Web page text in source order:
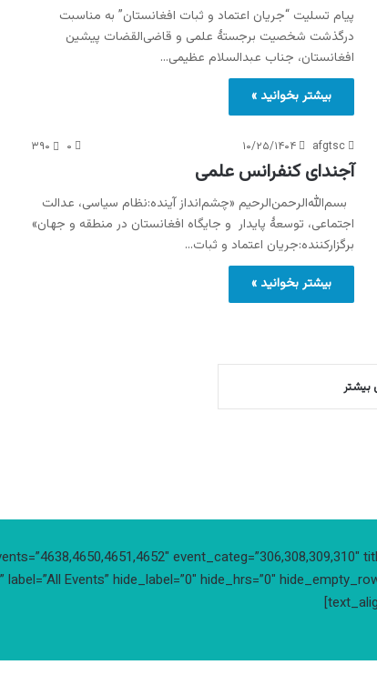
پیام تسلیت “جریان اعتماد و ثبات افغانستان” به مناسبت
درگذشت شخصیت برجستهٔ علمی و قاضی‌القضات پیشین
افغانستان، جناب عبدالسلام عظیمی…
بیشتر بخوانید »
afgtsc ۱۰/۲۵/۱۴۰۴ ۰ ۳۹۰
آجندای کنفرانس علمی
بسم‌الله‌الرحمن‌الرحیم «چشم‌انداز آینده:نظام سیاسی، عدالت
اجتماعی، توسعۀ پایدار و جایگاه افغانستان در منطقه و جهان»
برگزارکننده:جریان اعتماد و ثبات…
بیشتر بخوانید »
بیشتر
event_categ=”306,308,309,310″
label=”All Events” hide_label=”0″ hide_hrs=”0″